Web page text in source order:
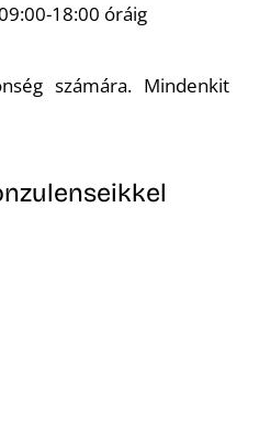
18:00 óráig
számára. Mindenkit